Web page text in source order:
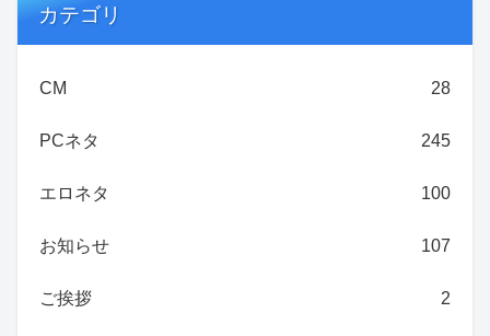
カテゴリ
CM 28
PCネタ 245
エロネタ 100
お知らせ 107
ご挨拶 2